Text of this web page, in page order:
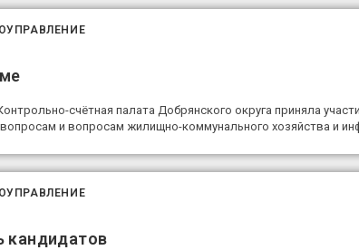
счётная палата Добрянского округа приняла
и вопросам жилищно-коммунального хозяйства и
кандидатов